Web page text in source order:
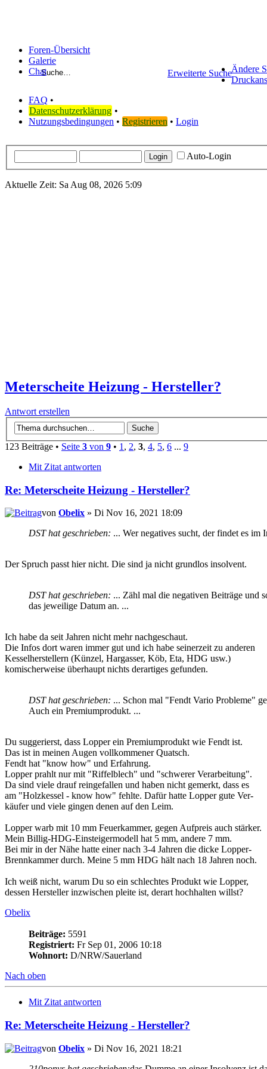
Foren-Übersicht
Galerie
Chat
Erweiterte SucheÄndere
FAQ •
Datenschutzerklärung •
Nutzungsbedingungen • Registrieren • Login
Auto-Login
Aktuelle Zeit: Sa Aug 08, 2026 5:09
Meterscheite Heizung - Hersteller?
Antwort erstellen
123 Beiträge • Seite 3 von 9 • 1 , 2, 3, 4, 5, 6 ... 9
Mit Zitat antworten
Re: Meterscheite Heizung - Hersteller?
von Obelix » Di Nov 16, 2021 18:09
DST hat geschrieben: ... Wer negatives sucht, der findet es im
Der Spruch passt hier nicht. Die sind ja nicht grundlos insolvent.
DST hat geschrieben: ... Zähl mal die negativen Beiträge und
das jeweilige Datum an. ...
Ich habe da seit Jahren nicht mehr nachgeschaut.
Die Infos dort waren immer gut und ich habe seinerzeit zu anderen
Kesselherstellern (Künzel, Hargasser, Köb, Eta, HDG usw.)
komischerweise überhaupt nichts derartiges gefunden.
DST hat geschrieben: ... Schon mal "Fendt Vario Probleme"
Auch ein Premiumprodukt. ...
Du suggerierst, dass Lopper ein Premiumprodukt wie Fendt ist.
Das ist in meinen Augen vollkommener Quatsch.
Fendt hat "know how" und Erfahrung.
Lopper prahlt nur mit "Riffelblech" und "schwerer Verarbeitung".
Da sind viele drauf reingefallen und haben nicht gemerkt, dass es
am "Holzkessel - know how" fehlte. Dafür hatte Lopper gute Ver-
käufer und viele gingen denen auf den Leim.
Lopper warb mit 10 mm Feuerkammer, gegen Aufpreis auch stärker.
Mein Billig-HDG-Einsteigermodell hat 5 mm, andere 7 mm.
Bei mir in der Nähe hatte einer nach 3-4 Jahren die dicke Lopper-
Brennkammer durch. Meine 5 mm HDG hält nach 18 Jahren noch.
Ich weiß nicht, warum Du so ein schlechtes Produkt wie Lopper,
dessen Hersteller inzwischen pleite ist, derart hochhalten willst?
Obelix
Beiträge: 5591
Registriert: Fr Sep 01, 2006 10:18
Wohnort: D/NRW/Sauerland
Nach oben
Mit Zitat antworten
Re: Meterscheite Heizung - Hersteller?
von Obelix » Di Nov 16, 2021 18:21